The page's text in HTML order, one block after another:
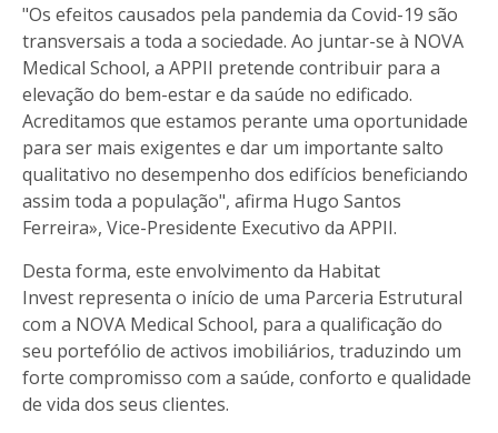
"Os efeitos causados pela pandemia da Covid-19 são
transversais a toda a sociedade. Ao juntar-se à NOVA
Medical School, a APPII pretende contribuir para a
elevação do bem-estar e da saúde no edificado.
Acreditamos que estamos perante uma oportunidade
para ser mais exigentes e dar um importante salto
qualitativo no desempenho dos edifícios beneficiando
assim toda a população", afirma Hugo Santos
Ferreira», Vice-Presidente Executivo da APPII.
Desta forma, este envolvimento da Habitat
Invest representa o início de uma Parceria Estrutural
com a NOVA Medical School, para a qualificação do
seu portefólio de activos imobiliários, traduzindo um
forte compromisso com a saúde, conforto e qualidade
de vida dos seus clientes.